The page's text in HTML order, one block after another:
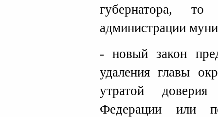
губернатора,
администрации
- новый закон
удаления главы
утратой доверия
Федерации или